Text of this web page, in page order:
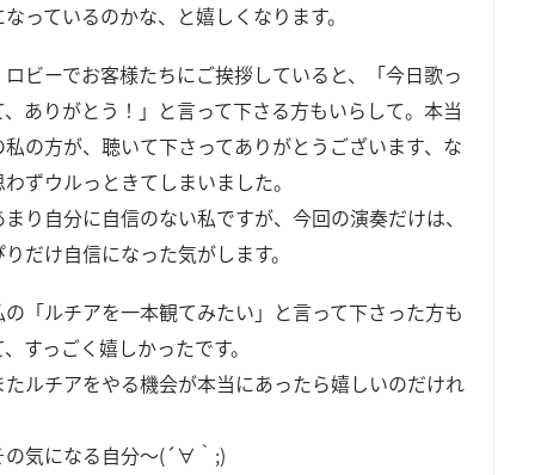
っているのかな、と嬉しくなります。
ビーでお客様たちにご挨拶していると、「今日歌っ
ありがとう！」と言って下さる方もいらして。本当
の方が、聴いて下さってありがとうございます、な
ずウルっときてしまいました。
り自分に自信のない私ですが、今回の演奏だけは、
だけ自信になった気がします。
「ルチアを一本観てみたい」と言って下さった方も
すっごく嬉しかったです。
ルチアをやる機会が本当にあったら嬉しいのだけれ
気になる自分～(´∀｀;)